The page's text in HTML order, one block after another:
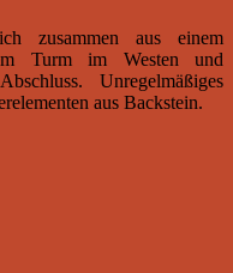
zusammen aus einem
Turm im Westen und
Unregelmäßiges
aus Backstein.